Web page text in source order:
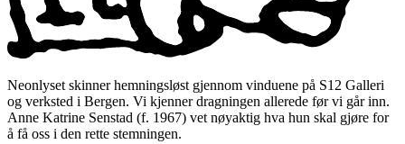
Neonlyset skinner hemningsløst gjennom vinduene på S12 Galleri
og verksted i Bergen. Vi kjenner dragningen allerede før vi går inn.
Anne Katrine Senstad (f. 1967) vet nøyaktig hva hun skal gjøre for
å få oss i den rette stemningen.